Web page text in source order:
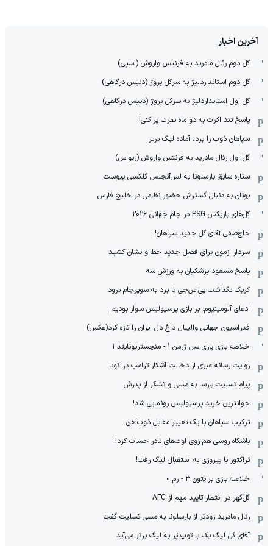
آخرین اخبار
گل دوم رئال مادرید به فرنتس واروش (اسپی)
گل دوم استانداردلیژ به سرکل بروژ (دنیس درگاهی)
گل اول استانداردلیژ به سرکل بروژ (دنیس درگاهی)
پاسخ تند اکرت به دو ماه نفرت پراکنی!
سپاهان ذوب را برد، آماده لیگ برتر
گل اول رئال مادرید به فرنتس واروش (ریواس)
ستاره سابق بارسلونا به لس‌آنجلس گلکسی پیوست
یونان به دنبال گسترش حضور نظامی در خلیج فارس
گل‌های بازیکنان PSG در جام جهانی 2026
حاج‌صفی آقای گل جدید سپاهان!
سردار آزمون برای فصل جدید خط و نشان کشید
پاسخ مسعود پزشکیان به ورزش سه
کریک نگذاشت پی‌اس‌جی با برد به سوپرجام برود
ادعای آلومینیوم: بر بازی پرسپولیس سوار بودیم
فدراسیون جهانی والیبال داغ دل ایران را تازه کرد(عکس)
خلاصه بازی پاری سن ژرمن 1 - منچستریونایتد 1
روایت رسانه عبری از دخالت آشکار ترامپ در کوبا
پیام تسلیت بارسا به مسی و تشکر از پدرش
جوانترین خرید پرسپولیس رونمایی شد!
ترکیب سپاهان با یک تغییر مقابل ذوب‌آهن
باشگاه روسی هم روی اوت‌های نادر حساب کرد!
تراکتور با پیروزی به استقبال لیگ رفت!
خلاصه بازی برایتون 3 - رم 0
گل‌گهر در انتظار تایید مهم از ‌AFC
رئال مادرید زودتر از بارسلونا به مسی تسلیت گفت
آقای گل لیگ یک با توپ پُر به لیگ برتر می‌آید